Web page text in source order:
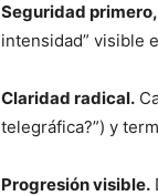
Seguridad
intensidad” visible
Claridad radical.
telegráfica?”) y
Progresión visible.